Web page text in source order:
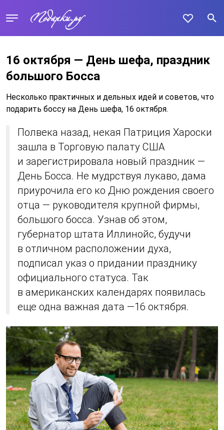
16 октября — День шефа, праздник
большого Босса
Несколько практичных и дельных идей и советов, что
подарить боссу на День шефа, 16 октября.
Полвека назад, некая Патриция Хароски
зашла в Торговую палату США
и зарегистрировала новый праздник —
День Босса. Не мудрствуя лукаво, дама
приурочила его ко Дню рождения своего
отца — руководителя крупной фирмы,
большого босса. Узнав об этом,
губернатор штата Иллинойс, будучи
в отличном расположении духа,
подписал указ о придании празднику
официального статуса. Так
в американских календарях появилась
еще одна важная дата —16 октября.